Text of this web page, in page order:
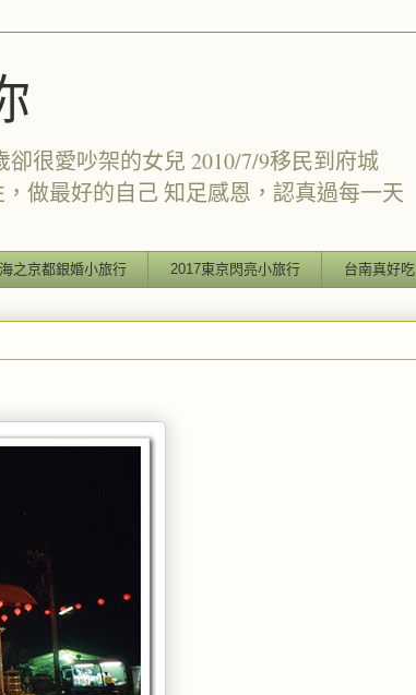
很愛吵架的女兒 2010/7/9移民到府城
做最好的自己 知足感恩，認真過每一天
之京都銀婚小旅行 2017東京閃亮小旅行 台南真好吃